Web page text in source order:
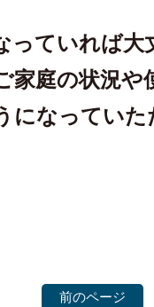
っていれば
家庭の状況や
になっていた
前のページ